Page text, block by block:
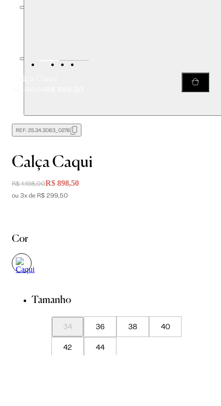
Calça Caqui
R$ 1.198,00
REF: 25.34.3083_0278
Calça Caqui
R$ 1.198,00R$ 898,50
ou 3x de R$ 299,50
Cor
Tamanho
34 36 38 40
42 44